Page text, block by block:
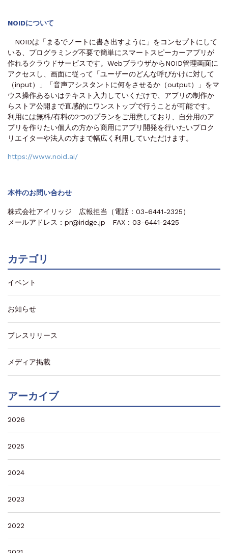
NOIDについて
NOIDは「まるでノートに書き出すように」をコンセプトにして
いる、プログラミング不要で簡単にスマートスピーカーアプリが
作れるクラウドサービスです。WebブラウザからNOID管理画面に
アクセスし、画面に従って「ユーザーのどんな呼びかけに対して
（input）」「音声アシスタントに何をさせるか（output）」をマ
ウス操作あるいはテキスト入力していくだけで、アプリの制作か
らストア公開まで直感的にワンストップで行うことが可能です。
利用には無料/有料の2つのプランをご用意しており、自分用のア
プリを作りたい個人の方から商用にアプリ開発を行いたいプロク
リエイターや法人の方まで幅広く利用していただけます。
https://www.noid.ai/
本件のお問い合わせ
株式会社アイリッジ 広報担当（電話：03-6441-2325）
メールアドレス：pr@iridge.jp FAX：03-6441-2425
カテゴリ
イベント
お知らせ
プレスリリース
メディア掲載
アーカイブ
2026
2025
2024
2023
2022